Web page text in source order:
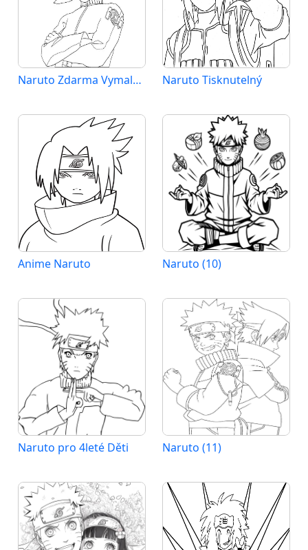
Naruto Zdarma Vymalovatelné Obrázek Naruto Tisknutelný
Anime Naruto Naruto (10)
Naruto pro 4leté Děti Naruto (11)